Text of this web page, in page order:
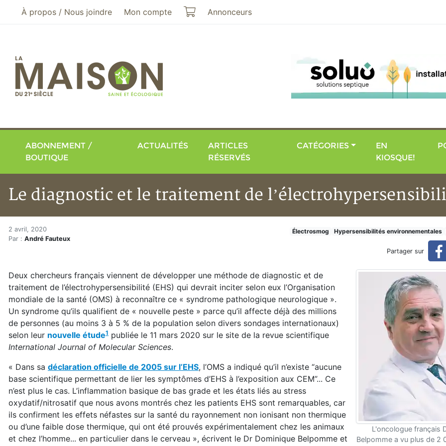
Aller au menu principal
Aller au contenu principal
À propos / Nous joindre Mon compte Mon panier
Annonceurs
ABONNEMENT /
BOUTIQUE
ACTUALITÉS
ARTICLES
RÉSERVÉS
CATÉGORIES
EN
KIOSQUE!
Le diagnostic et le traitement de
Accueil
Articles
Le diagnostic et le traitement de l’électrohypersensibilité se précisent
Le diagnostic et le traitement de
2 avril, 2020
Par : André Fauteux
Électrosmog Hypersensibilités environnementales
Partager sur
L'oncologue français
Belpomme a vu plus de 2
Deux chercheurs français viennent de développer une méthode de diagnostic et de
traitement de l’électrohypersensibilité (EHS) qui devrait inciter selon eux l’Organisation
mondiale de la santé (OMS) à reconnaître ce « syndrome pathologique neurologique ».
Un syndrome qu’ils qualifient de « nouvelle peste » parce qu’il affecte déjà des millions
de personnes (au moins 3 à 5 % de la population selon divers sondages internationaux)
selon leur nouvelle étude1 publiée le 11 mars 2020 sur le site de la revue scientifique
International Journal of Molecular Sciences.
« Dans sa déclaration officielle de 2005 sur l’EHS, l’OMS a indiqué qu’il n’existe “aucune
base scientifique permettant de lier les symptômes d’EHS à l’exposition aux CEM”... Ce
n’est plus le cas. L’inflammation basique de bas grade et les états liés au stress
oxydatif/nitrosatif que nous avons montrés chez les patients EHS sont remarquables, car
ils confirment les effets néfastes sur la santé du rayonnement non ionisant non thermique
ou d’une faible dose thermique, qui ont été prouvés expérimentalement chez les animaux
et chez l’homme... en particulier dans le cerveau », écrivent le Dr Dominique Belpomme et